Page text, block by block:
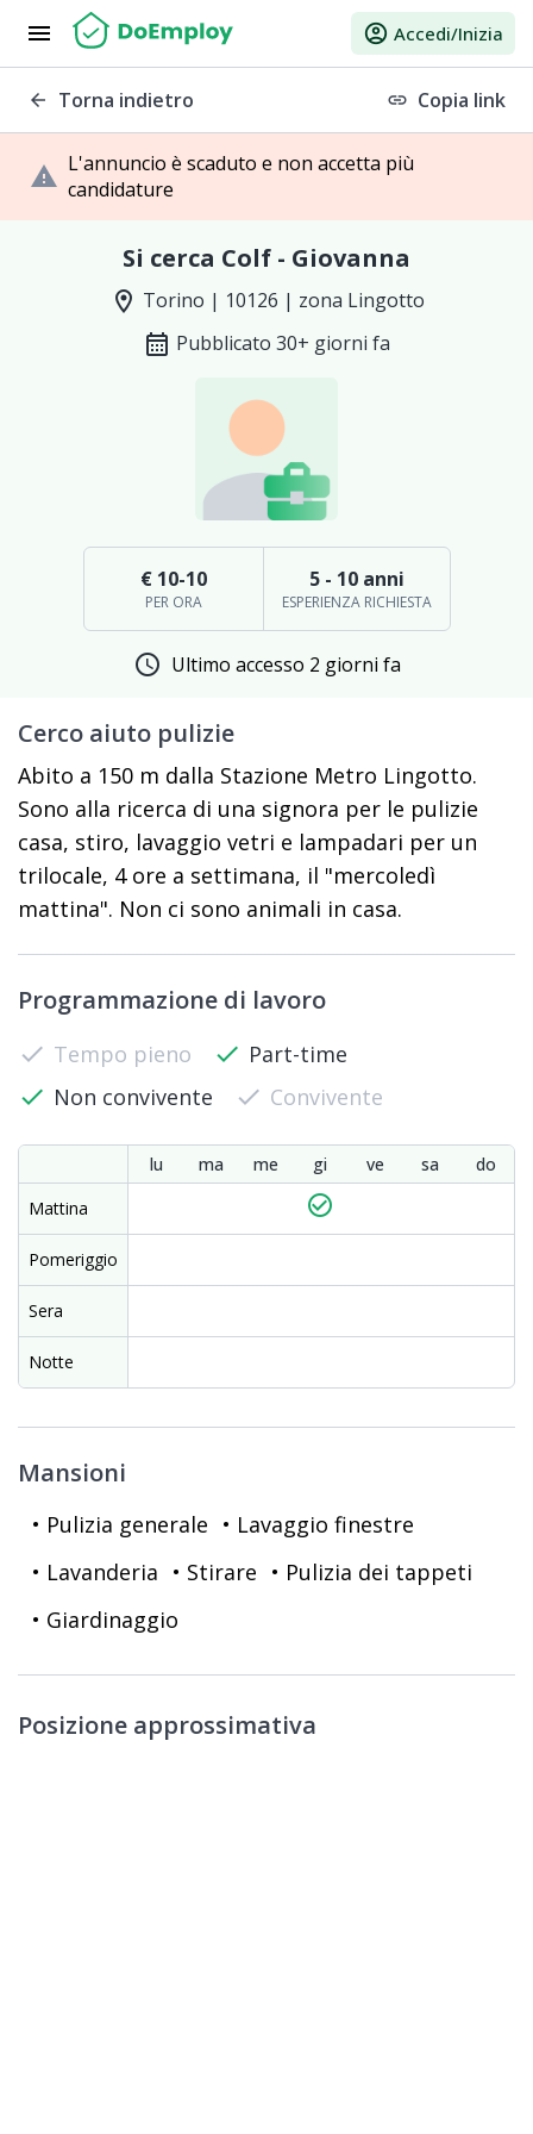
menu account_circle Accedi/Inizia
arrow_back Torna indietro link Copia link
warning L'annuncio è scaduto e non accetta più
candidature
Si cerca Colf - Giovanna
location_on Torino | 10126 | zona Lingotto
calendar_month Pubblicato 30+ giorni fa
€ 10-10
PER ORA
5 - 10 anni
ESPERIENZA RICHIESTA
schedule Ultimo accesso 2 giorni fa
Cerco aiuto pulizie
Abito a 150 m dalla Stazione Metro Lingotto.
Sono alla ricerca di una signora per le pulizie
casa, stiro, lavaggio vetri e lampadari per un
trilocale, 4 ore a settimana, il "mercoledì
mattina". Non ci sono animali in casa.
Programmazione di lavoro
check Tempo pieno check Part-time
check Non convivente check Convivente
lu ma me gi ve sa
do
Mattina
check_circle_outline
Pomeriggio
Sera
Notte
Mansioni
• Pulizia generale • Lavaggio finestre
• Lavanderia • Stirare • Pulizia dei tappeti
• Giardinaggio
Posizione approssimativa